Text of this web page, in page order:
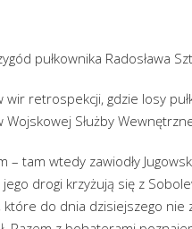
pułkownika Radosława
wir retrospekcji, gdzie losy
Służby
– tam wtedy zawiodły
drogi krzyżują się z
które do dnia dzisiejszego nie